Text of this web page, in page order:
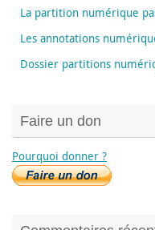
La partition numérique
Les annotations
Dossier partitions
Faire un don
Pourquoi donner ?